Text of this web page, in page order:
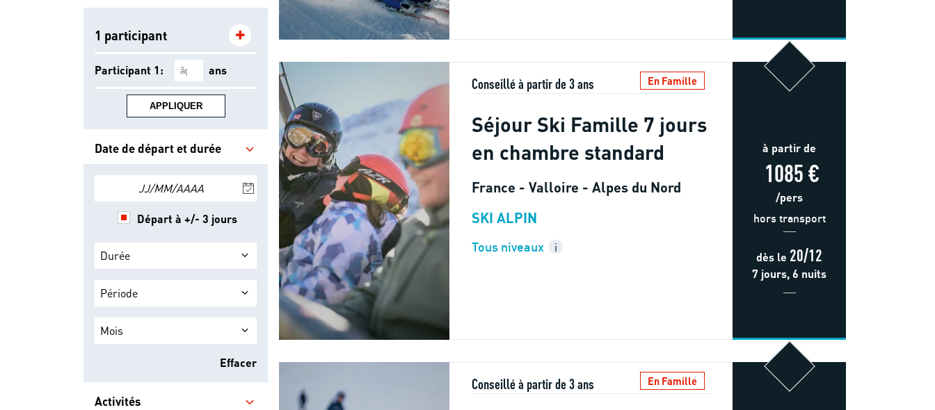
1 participant
Participant 1: ans
APPLIQUER
Date de départ et durée
JJ/MM/AAAA
Départ à +/- 3 jours
Durée
Période
Mois
Effacer
Activités
Conseillé à partir de 3 ans En Famille
Séjour Ski Famille 7 jours
en chambre standard
France - Valloire - Alpes du Nord
SKI ALPIN
Tous niveaux i
à partir de
1085 €
/pers
hors transport
dès le 20/12
7 jours, 6 nuits
Conseillé à partir de 3 ans En Famille